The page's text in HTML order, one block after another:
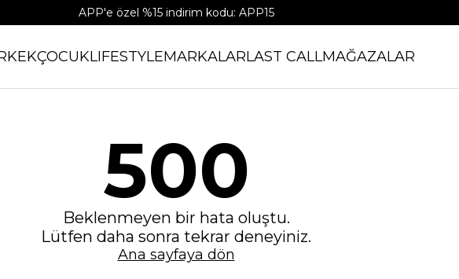
APP'e özel %15 indirim kodu: APP15
ÇOCUKLIFESTYLEMARKALARLAST CALLMAĞAZALAR
500
Beklenmeyen bir hata oluştu.
Lütfen daha sonra tekrar deneyiniz.
Ana sayfaya dön